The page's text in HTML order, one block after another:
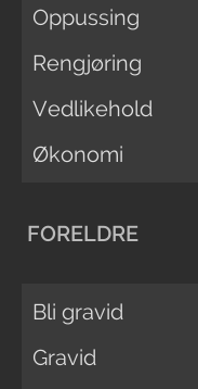
Oppussing
Rengjøring
Vedlikehold
Økonomi
FORELDRE
Bli gravid
Gravid